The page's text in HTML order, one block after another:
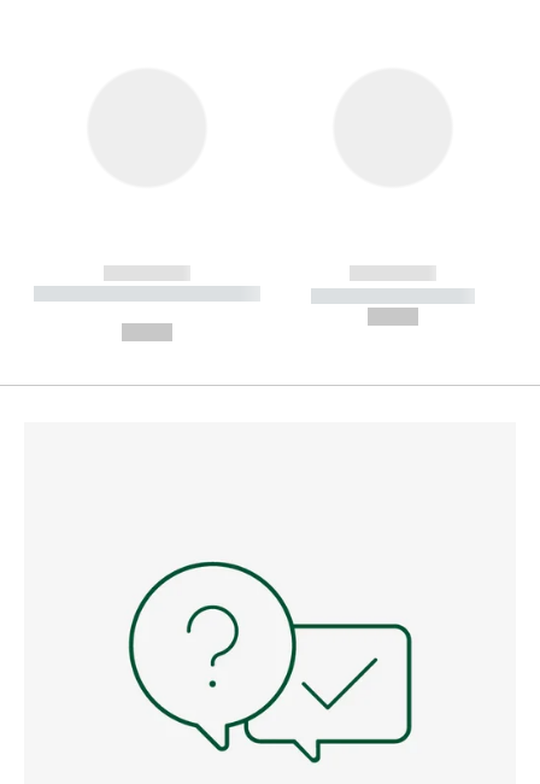
------------
----------- ----------- --------
------------
----------- -----------